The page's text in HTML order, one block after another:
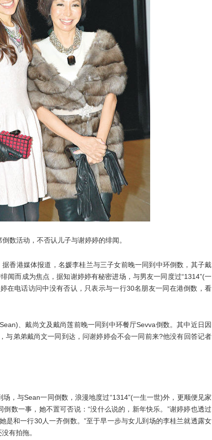
活动，不否认儿子与谢婷婷的绯闻。
港媒体报道，名媛李桂兰与三子女前晚一同到中环倒数，其子戴
闻而成为焦点，据知谢婷婷有秘密进场，与男友一同度过“1314”(一
在电话访问中没有否认，只表示与一行30名朋友一同在港倒数，看
、戴尚文及戴尚莲前晚一同到中环餐厅Sevva倒数。其中近日因
与弟弟戴尚文一同到达，问谢婷婷会不会一同前来?他没有回答记者
与Sean一同倒数，浪漫地度过“1314”(一生一世)外，更顺便见家
数一事，她不置可否说：“没什么说的，新年快乐。”谢婷婷也透过
是和一行30人一齐倒数。”至于早一步与女儿到场的李桂兰就透露女
有拍拖。